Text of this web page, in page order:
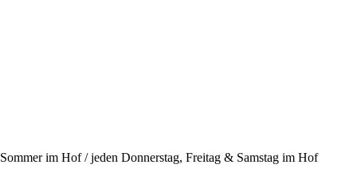
Sommer im Hof / jeden Donnerstag, Freitag & Samstag im Hof